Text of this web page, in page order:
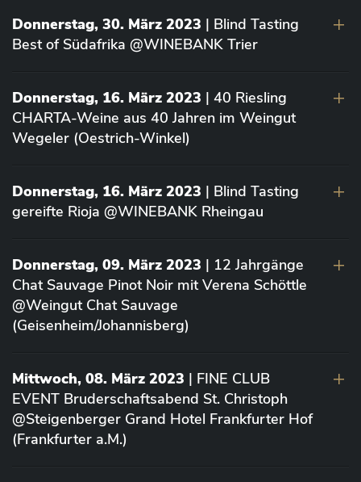
Donnerstag, 30. März 2023 | Blind Tasting
Best of Südafrika @WINEBANK Trier
Donnerstag, 16. März 2023 | 40 Riesling
CHARTA-Weine aus 40 Jahren im Weingut
Wegeler (Oestrich-Winkel)
Donnerstag, 16. März 2023 | Blind Tasting
gereifte Rioja @WINEBANK Rheingau
Donnerstag, 09. März 2023 | 12 Jahrgänge
Chat Sauvage Pinot Noir mit Verena Schöttle
@Weingut Chat Sauvage
(Geisenheim/Johannisberg)
Mittwoch, 08. März 2023 | FINE CLUB
EVENT Bruderschaftsabend St. Christoph
@Steigenberger Grand Hotel Frankfurter Hof
(Frankfurter a.M.)